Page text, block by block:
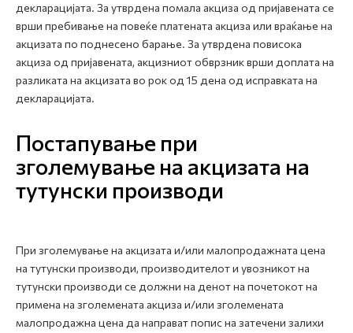
декларацијата. За утврдена помала акциза од пријавената се
врши пребивање на повеќе платената акциза или враќање на
акцизата по поднесено барање. За утврдена повисока
акциза од пријавената, акцизниот обврзник врши доплата на
разликата на акцизата во рок од 15 дена од исправката на
декларацијата.
Постапување при
зголемување на акцизата на
тутунски производи
При зголемување на акцизата и/или малопродажната цена
на тутунски производи, производителот и увозникот на
тутунски производи се должни на денот на почетокот на
примена на зголемената акциза и/или зголемената
малопродажна цена да направат попис на затечени залихи